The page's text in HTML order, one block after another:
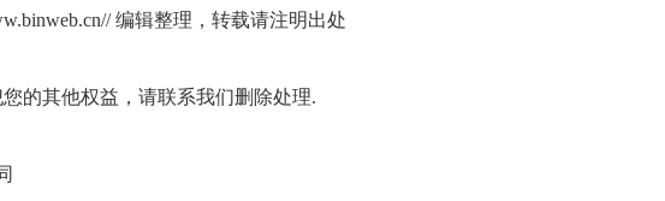
编辑整理，转载请注明出处
的其他权益，请联系我们删除处理.